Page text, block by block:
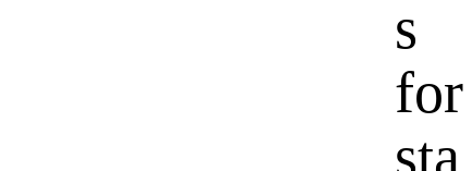
s
for
sta